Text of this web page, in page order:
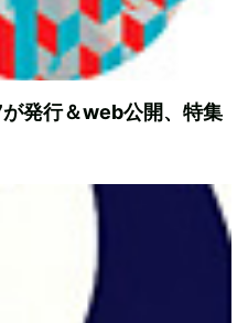
発行＆web公開、特集